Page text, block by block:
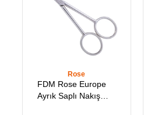
Rose
FDM Rose Europe
Ayrık Saplı Nakış